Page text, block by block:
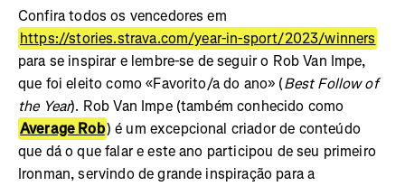
Confira todos os vencedores em
https://stories.strava.com/year-in-sport/2023/winners
para se inspirar e lembre-se de seguir o Rob Van Impe,
que foi eleito como «Favorito/a do ano» (Best Follow of
the Year). Rob Van Impe (também conhecido como
Average Rob) é um excepcional criador de conteúdo
que dá o que falar e este ano participou de seu primeiro
Ironman, servindo de grande inspiração para a